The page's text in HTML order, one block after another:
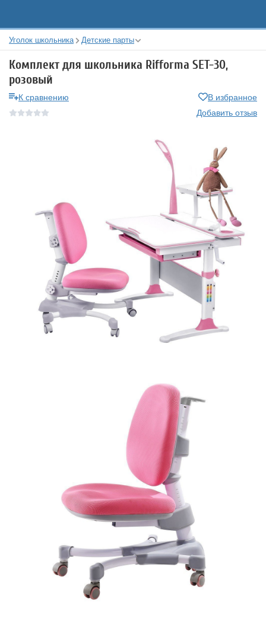
Уголок школьника Детские парты
Комплект для школьника Rifforma SET-30,
розовый
К сравнению
В избранное
Добавить отзыв